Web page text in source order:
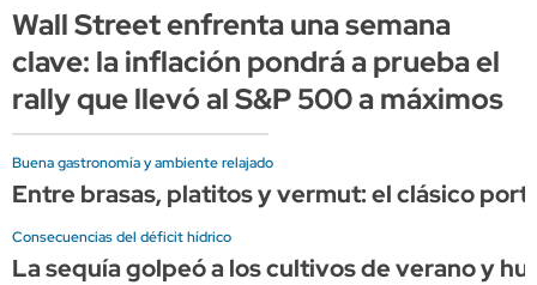
Wall Street enfrenta una semana
clave: la inflación pondrá a prueba el
rally que llevó al S&P 500 a máximos
Buena gastronomía y ambiente relajado
Entre brasas, platitos y vermut: el clásico
Consecuencias del déficit hídrico
La sequía golpeó a los cultivos de verano y